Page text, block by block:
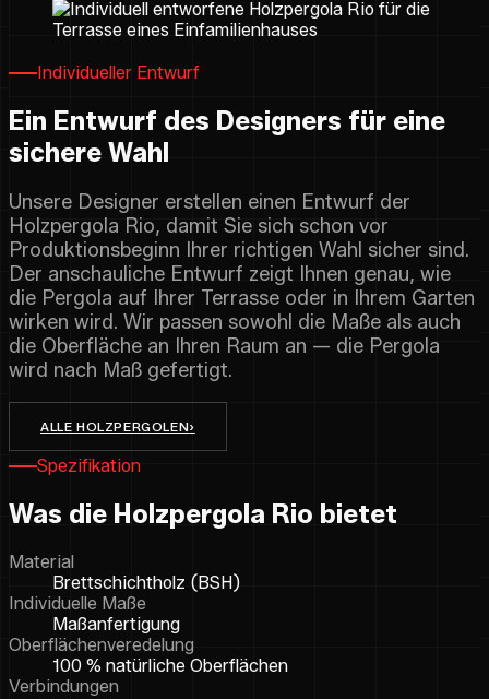
Individueller Entwurf
Ein Entwurf des Designers für eine
sichere Wahl
Unsere Designer erstellen einen Entwurf der
Holzpergola Rio, damit Sie sich schon vor
Produktionsbeginn Ihrer richtigen Wahl sicher sind.
Der anschauliche Entwurf zeigt Ihnen genau, wie
die Pergola auf Ihrer Terrasse oder in Ihrem Garten
wirken wird. Wir passen sowohl die Maße als auch
die Oberfläche an Ihren Raum an — die Pergola
wird nach Maß gefertigt.
ALLE HOLZPERGOLEN›
Spezifikation
Was die Holzpergola Rio bietet
Material
Brettschichtholz (BSH)
Individuelle Maße
Maßanfertigung
Oberflächenveredelung
100 % natürliche Oberflächen
Verbindungen